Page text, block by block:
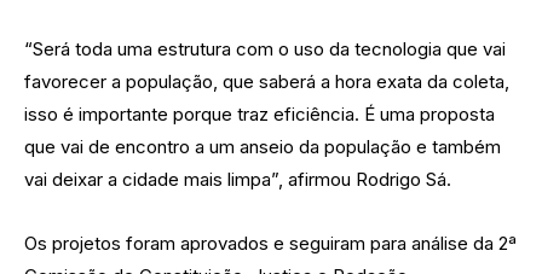
“Será toda uma estrutura com o uso da tecnologia que vai
favorecer a população, que saberá a hora exata da coleta,
isso é importante porque traz eficiência. É uma proposta
que vai de encontro a um anseio da população e também
vai deixar a cidade mais limpa”, afirmou Rodrigo Sá.
Os projetos foram aprovados e seguiram para análise da 2ª